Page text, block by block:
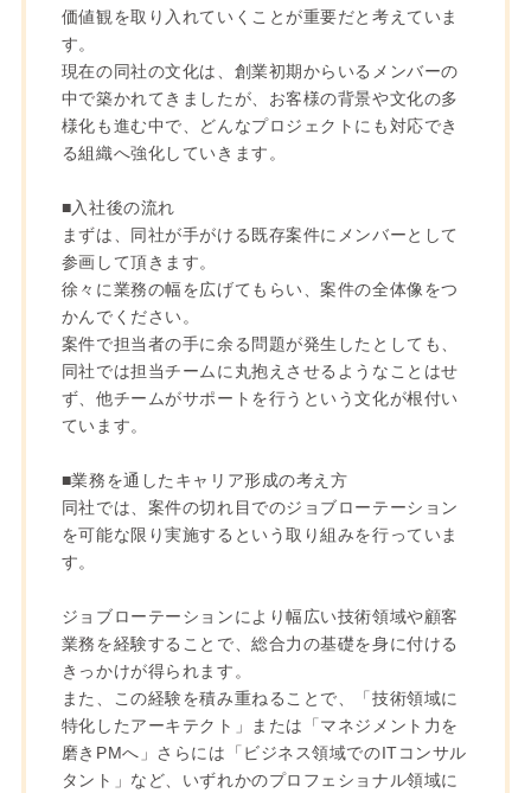
価値観を取り入れていくことが重要だと考えていま
す。
現在の同社の文化は、創業初期からいるメンバーの
中で築かれてきましたが、お客様の背景や文化の多
様化も進む中で、どんなプロジェクトにも対応でき
る組織へ強化していきます。
■入社後の流れ
まずは、同社が手がける既存案件にメンバーとして
参画して頂きます。
徐々に業務の幅を広げてもらい、案件の全体像をつ
かんでください。
案件で担当者の手に余る問題が発生したとしても、
同社では担当チームに丸抱えさせるようなことはせ
ず、他チームがサポートを行うという文化が根付い
ています。
■業務を通したキャリア形成の考え方
同社では、案件の切れ目でのジョブローテーション
を可能な限り実施するという取り組みを行っていま
す。
ジョブローテーションにより幅広い技術領域や顧客
業務を経験することで、総合力の基礎を身に付ける
きっかけが得られます。
また、この経験を積み重ねることで、「技術領域に
特化したアーキテクト」または「マネジメント力を
磨きPMへ」さらには「ビジネス領域でのITコンサル
タント」など、いずれかのプロフェショナル領域に